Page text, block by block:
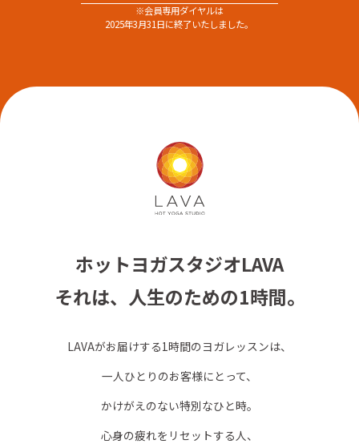
※会員専用ダイヤルは
2025年3月31日に終了いたしました。
ホットヨガスタジオLAVA
それは、人生のための1時間。
LAVAがお届けする1時間のヨガレッスンは、
一人ひとりのお客様にとって、
かけがえのない特別なひと時。
心身の疲れをリセットする人、